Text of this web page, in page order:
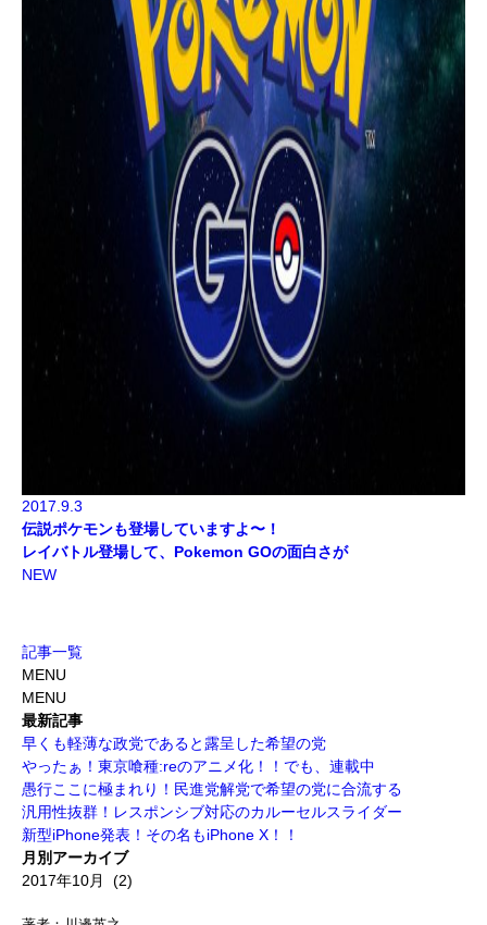
2017.9.3
伝説ポケモンも登場していますよ〜！
レイバトル登場して、Pokemon GOの面白さが
NEW
記事一覧
MENU
MENU
最新記事
早くも軽薄な政党であると露呈した希望の党
やったぁ！東京喰種:reのアニメ化！！でも、連載中
愚行ここに極まれり！民進党解党で希望の党に合流する
汎用性抜群！レスポンシブ対応のカルーセルスライダー
新型iPhone発表！その名もiPhone X！！
月別アーカイブ